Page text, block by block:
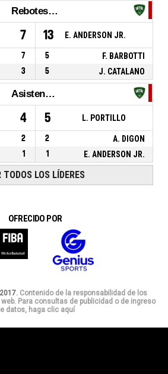
Rebotes Totales
7 13 E. ANDERSON JR.
7 5
F. BARBOTTI
3 5 J. CATALANO
Asistencias
4 5 L. PORTILLO
2 2
A. DIGON
1 1 E. ANDERSON JR.
TODOS LOS LÍDERES
OFRECIDO POR
Contenido de la responsabilidad de los
Para consultas de publicidad o de ingreso
datos, haga clic aquí